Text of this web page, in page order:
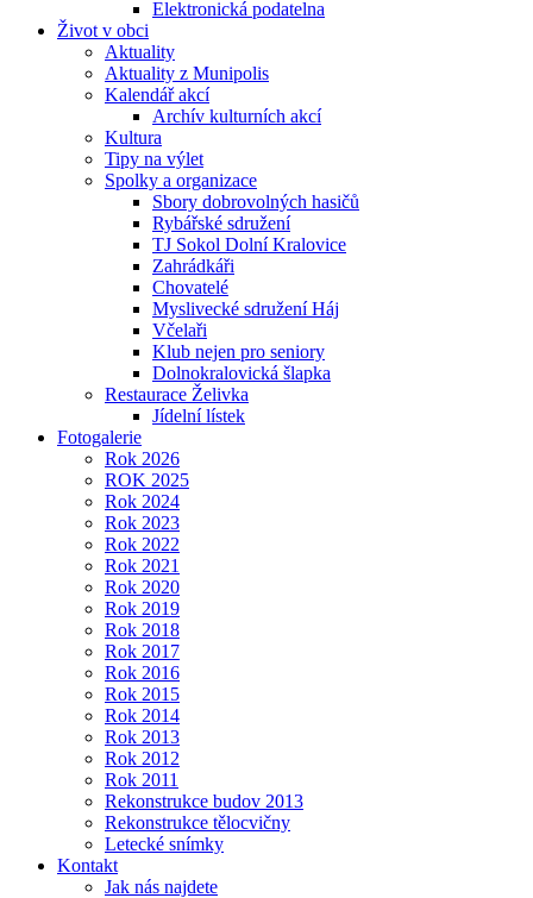
Elektronická podatelna
Život v obci
Aktuality
Aktuality z Munipolis
Kalendář akcí
Archív kulturních akcí
Kultura
Tipy na výlet
Spolky a organizace
Sbory dobrovolných hasičů
Rybářské sdružení
TJ Sokol Dolní Kralovice
Zahrádkáři
Chovatelé
Myslivecké sdružení Háj
Včelaři
Klub nejen pro seniory
Dolnokralovická šlapka
Restaurace Želivka
Jídelní lístek
Fotogalerie
Rok 2026
ROK 2025
Rok 2024
Rok 2023
Rok 2022
Rok 2021
Rok 2020
Rok 2019
Rok 2018
Rok 2017
Rok 2016
Rok 2015
Rok 2014
Rok 2013
Rok 2012
Rok 2011
Rekonstrukce budov 2013
Rekonstrukce tělocvičny
Letecké snímky
Kontakt
Jak nás najdete